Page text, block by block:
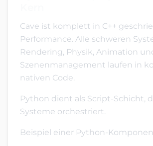
Cave ist komplett in C++
Performance. Alle schweren
Rendering, Physik, Animation
Szenenmanagement laufen in
nativen Code.
Python dient als Script-Schicht,
Systeme orchestriert.
Beispiel einer Python-